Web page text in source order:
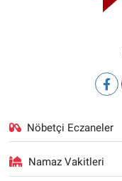
Nöbetçi Eczaneler
Namaz Vakitleri